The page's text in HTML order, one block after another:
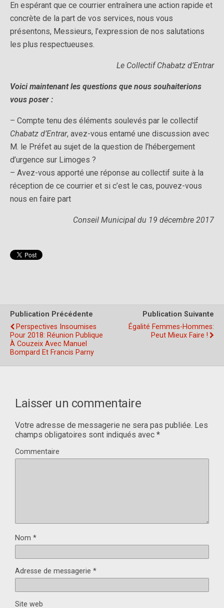
En espérant que ce courrier entraînera une action rapide et
concrète de la part de vos services, nous vous
présentons, Messieurs, l’expression de nos salutations
les plus respectueuses.
Le Collectif Chabatz d’Entrar
Voici maintenant les questions que nous souhaiterions
vous poser :
– Compte tenu des éléments soulevés par le collectif
Chabatz d’Entrar, avez-vous entamé une discussion avec
M. le Préfet au sujet de la question de l’hébergement
d’urgence sur Limoges ?
– Avez-vous apporté une réponse au collectif suite à la
réception de ce courrier et si c’est le cas, pouvez-vous
nous en faire part
Conseil Municipal du 19 décembre 2017
Publication Précédente
Perspectives Insoumises
Pour 2018: Réunion Publique
À Couzeix Avec Manuel
Bompard Et Francis Parny
Publication Suivante
Égalité Femmes-Hommes:
Peut Mieux Faire !
Laisser un commentaire
Votre adresse de messagerie ne sera pas publiée. Les
champs obligatoires sont indiqués avec *
Commentaire
Nom *
Adresse de messagerie *
Site web